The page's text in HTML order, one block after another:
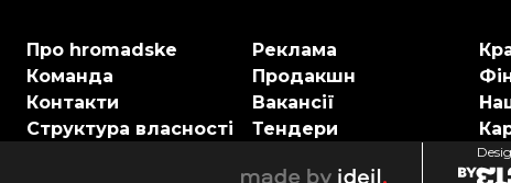
Про hromadske
Команда
Контакти
Структура власності
Реклама
Продакшн
Вакансії
Тендери
ideil
elt